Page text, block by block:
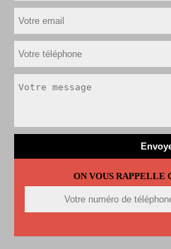
ON VOUS RAPPELLE